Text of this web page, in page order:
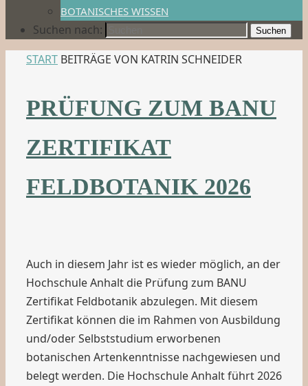
BOTANISCHES WISSEN
Suchen nach: Suchen
START BEITRÄGE VON KATRIN SCHNEIDER
PRÜFUNG ZUM BANU
ZERTIFIKAT
FELDBOTANIK 2026
Auch in diesem Jahr ist es wieder möglich, an der
Hochschule Anhalt die Prüfung zum BANU
Zertifikat Feldbotanik abzulegen. Mit diesem
Zertifikat können die im Rahmen von Ausbildung
und/oder Selbststudium erworbenen
botanischen Artenkenntnisse nachgewiesen und
belegt werden. Die Hochschule Anhalt führt 2026